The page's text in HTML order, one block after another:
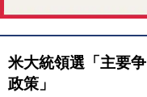
米大統領選「主要
政策」